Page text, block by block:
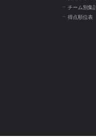
チーム別集
得点順位表